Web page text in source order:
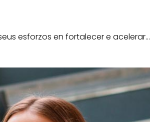
esforzos en fortalecer e acelerar…